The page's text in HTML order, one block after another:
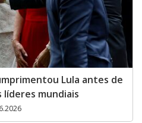
Lula antes de
mundiais